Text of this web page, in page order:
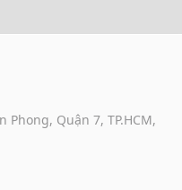
Quận 7, TP.HCM,